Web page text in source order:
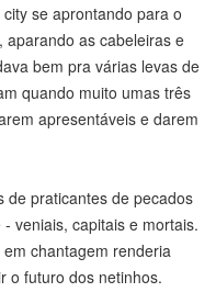
se aprontando para o
aparando as cabeleiras e
bem pra várias levas de
quando muito umas três
apresentáveis e darem
de praticantes de pecados
veniais, capitais e mortais.
chantagem renderia
o futuro dos netinhos.